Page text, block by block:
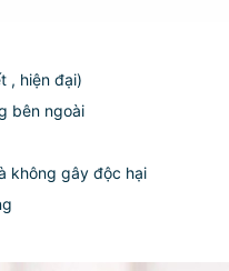
, hiện đại)
nóng bên ngoài
toàn và không gây độc
trong